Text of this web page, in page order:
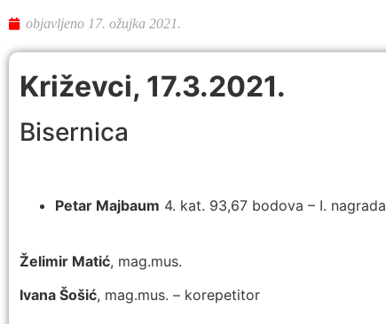
objavljeno 17. ožujka 2021.
Križevci, 17.3.2021.
Bisernica
Petar Majbaum 4. kat. 93,67 bodova – I. nagrada
Želimir Matić, mag.mus.
Ivana Šošić, mag.mus. – korepetitor